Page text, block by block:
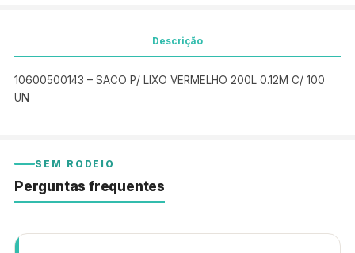
Descrição
10600500143 – SACO P/ LIXO VERMELHO 200L 0.12M C/ 100
UN
SEM RODEIO
Perguntas frequentes